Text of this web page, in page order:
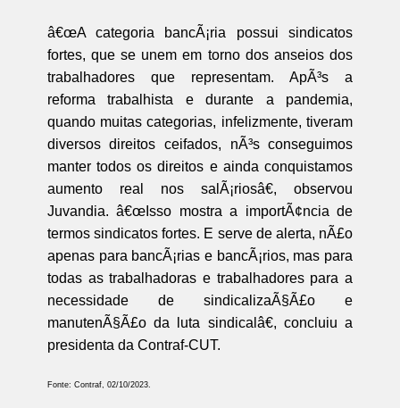
â€œA categoria bancÃ¡ria possui sindicatos
fortes, que se unem em torno dos anseios dos
trabalhadores que representam. ApÃ³s a
reforma trabalhista e durante a pandemia,
quando muitas categorias, infelizmente, tiveram
diversos direitos ceifados, nÃ³s conseguimos
manter todos os direitos e ainda conquistamos
aumento real nos salÃ¡riosâ€, observou
Juvandia. â€œIsso mostra a importÃ¢ncia de
termos sindicatos fortes. E serve de alerta, nÃ£o
apenas para bancÃ¡rias e bancÃ¡rios, mas para
todas as trabalhadoras e trabalhadores para a
necessidade de sindicalizaÃ§Ã£o e
manutenÃ§Ã£o da luta sindicalâ€, concluiu a
presidenta da Contraf-CUT.
Fonte: Contraf, 02/10/2023.